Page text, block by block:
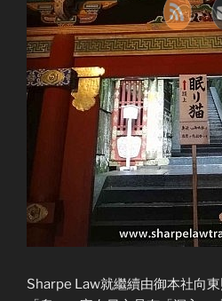
Sharpe Law就繼續由御本社向